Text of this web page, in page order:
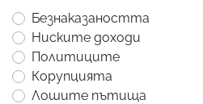
Безнаказаността
Ниските доходи
Политиците
Корупцията
Лошите пътища